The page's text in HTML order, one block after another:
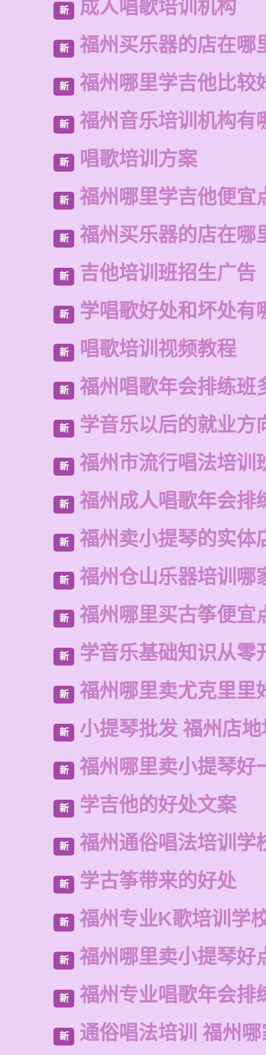
新 成人唱歌培训机构
新 福州买乐器的店在哪
新 福州哪里学吉他比较
新 福州音乐培训机构有
新 唱歌培训方案
新 福州哪里学吉他便宜
新 福州买乐器的店在哪
新 吉他培训班招生广告
新 学唱歌好处和坏处有
新 唱歌培训视频教程
新 福州唱歌年会排练班
新 学音乐以后的就业方
新 福州市流行唱法培训
新 福州成人唱歌年会排
新 福州卖小提琴的实体
新 福州仓山乐器培训哪
新 福州哪里买古筝便宜
新 学音乐基础知识从零
新 福州哪里卖尤克里里
新 小提琴批发 福州店
新 福州哪里卖小提琴好
新 学吉他的好处文案
新 福州通俗唱法培训学
新 学古筝带来的好处
新 福州专业K歌培训学
新 福州哪里卖小提琴好
新 福州专业唱歌年会排
新 通俗唱法培训 福州